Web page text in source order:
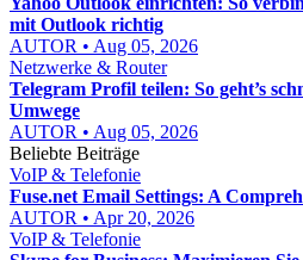
mit Outlook richtig
AUTOR • Aug 05, 2026
Netzwerke & Router
Telegram Profil teilen: So geht’s
Umwege
AUTOR • Aug 05, 2026
Beliebte Beiträge
VoIP & Telefonie
Fuse.net Email Settings: A
AUTOR • Apr 20, 2026
VoIP & Telefonie